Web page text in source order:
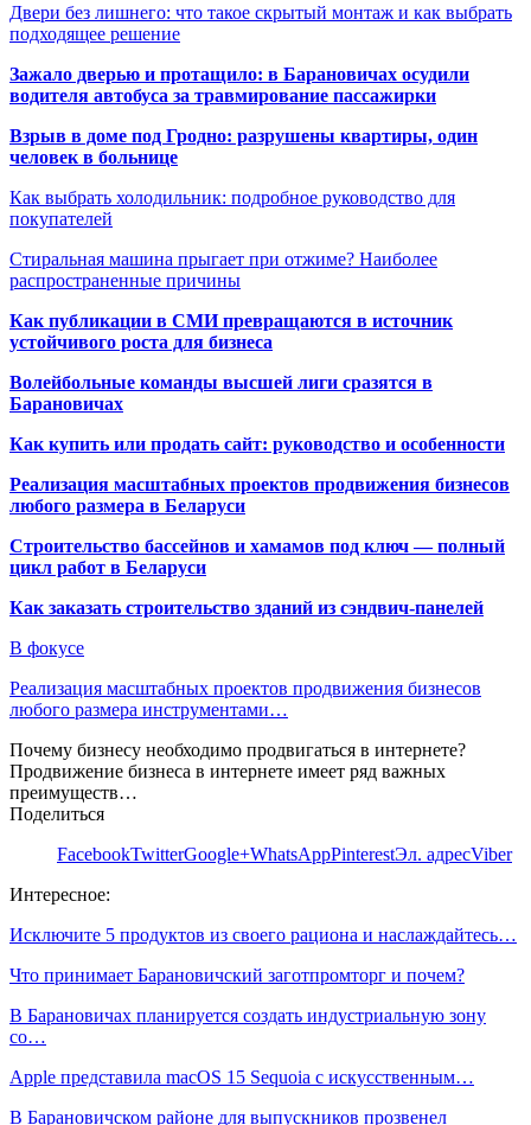
Двери без лишнего: что такое скрытый монтаж и как выбрать
подходящее решение
Зажало дверью и протащило: в Барановичах осудили
водителя автобуса за травмирование пассажирки
Взрыв в доме под Гродно: разрушены квартиры, один
человек в больнице
Как выбрать холодильник: подробное руководство для
покупателей
Стиральная машина прыгает при отжиме? Наиболее
распространенные причины
Как публикации в СМИ превращаются в источник
устойчивого роста для бизнеса
Волейбольные команды высшей лиги сразятся в
Барановичах
Как купить или продать сайт: руководство и особенности
Реализация масштабных проектов продвижения бизнесов
любого размера в Беларуси
Строительство бассейнов и хамамов под ключ — полный
цикл работ в Беларуси
Как заказать строительство зданий из сэндвич-панелей
В фокусе
Реализация масштабных проектов продвижения бизнесов
любого размера инструментами…
Почему бизнесу необходимо продвигаться в интернете?
Продвижение бизнеса в интернете имеет ряд важных
преимуществ…
Поделиться
FacebookTwitterGoogle+WhatsAppPinterestЭл. адресViber
Интересное:
Исключите 5 продуктов из своего рациона и наслаждайтесь…
Что принимает Барановичский заготпромторг и почем?
В Барановичах планируется создать индустриальную зону
со…
Apple представила macOS 15 Sequoia с искусственным…
В Барановичском районе для выпускников прозвенел